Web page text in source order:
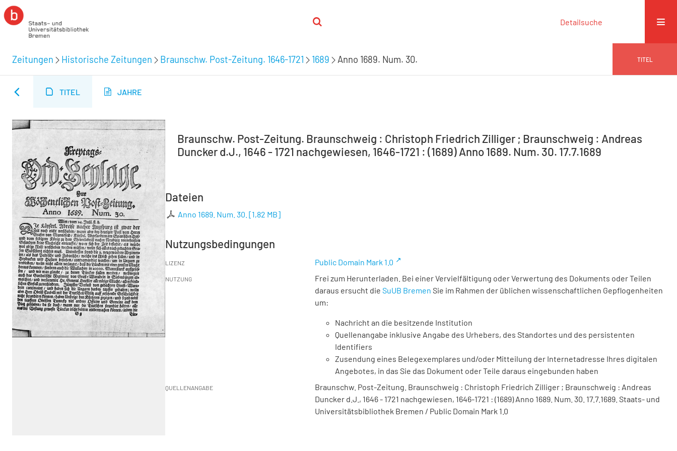
Detailsuche
Zeitungen Historische Zeitungen Braunschw. Post-Zeitung. 1646-1721 1689 Anno 1689. Num. 30. TITEL
TITEL JAHRE
Braunschw. Post-Zeitung. Braunschweig : Christoph Friedrich Zilliger ; Braunschweig : Andreas
Duncker d.J., 1646 - 1721 nachgewiesen, 1646-1721 : (1689) Anno 1689. Num. 30. 17.7.1689
Dateien
Anno 1689. Num. 30. [1,82 MB]
Nutzungsbedingungen
LIZENZ Public Domain Mark 1.0
NUTZUNG
Frei zum Herunterladen. Bei einer Vervielfältigung oder Verwertung des Dokuments oder Teilen
daraus ersucht die SuUB Bremen Sie im Rahmen der üblichen wissenschaftlichen Gepflogenheiten
um:
Nachricht an die besitzende Institution
Quellenangabe inklusive Angabe des Urhebers, des Standortes und des persistenten
Identifiers
Zusendung eines Belegexemplares und/oder Mitteilung der Internetadresse Ihres digitalen
Angebotes, in das Sie das Dokument oder Teile daraus eingebunden haben
QUELLENANGABE
Braunschw. Post-Zeitung. Braunschweig : Christoph Friedrich Zilliger ; Braunschweig : Andreas
Duncker d.J., 1646 - 1721 nachgewiesen, 1646-1721 : (1689) Anno 1689. Num. 30. 17.7.1689. Staats- und
Universitätsbibliothek Bremen / Public Domain Mark 1.0